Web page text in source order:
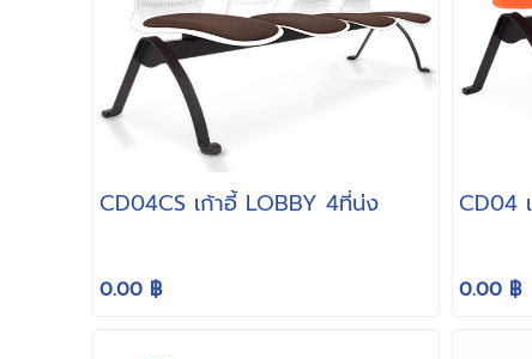
CD04CS เก้าอี้ LOBBY 4ที่ัน่ง
0.00 ฿
CD04
0.00 ฿